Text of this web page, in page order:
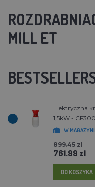
MILL ET
1
Elektryczna
1,5kW -
W
899.45 zl
761.99 zl
DO KOSZYKA